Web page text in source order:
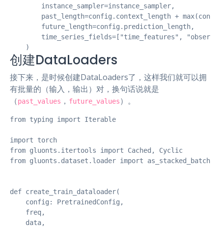
        instance_sampler=instance_sampler,
past_length=config.context_length +
        future_length=config.prediction_length,
time_series_fields=["time_features",
    )
创建DataLoaders
接下来，是时候创建DataLoaders了，这样我们就可以拥
有批量的（输入，输出）对，换句话说就是
（past_values ， future_values）。
from typing import Iterable
import torch
from gluonts.itertools import Cached, Cyclic
from gluonts.dataset.loader import as_stacked_batches
def create_train_dataloader(
    config: PretrainedConfig,
    freq,
    data,